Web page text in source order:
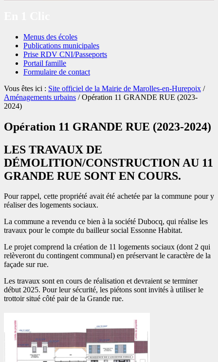
Menus des écoles
Publications municipales
Prise RDV CNI/Passeports
Portail famille
Formulaire de contact
Vous êtes ici : Site officiel de la Mairie de Marolles-en-Hurepoix /
Aménagements urbains / Opération 11 GRANDE RUE (2023-
2024)
Opération 11 GRANDE RUE (2023-2024)
LES TRAVAUX DE
DÉMOLITION/CONSTRUCTION AU 11
GRANDE RUE SONT EN COURS.
Pour rappel, cette propriété avait été achetée par la commune pour y
réaliser des logements sociaux.
La commune a revendu ce bien à la société Dubocq, qui réalise les
travaux pour le compte du bailleur social Essonne Habitat.
Le projet comprend la création de 11 logements sociaux (dont 2 qui
relèveront du contingent communal) en préservant le caractère de la
façade sur rue.
Les travaux sont en cours de réalisation et devraient se terminer
début 2025. Pour leur sécurité, les piétons sont invités à utiliser le
trottoir situé côté pair de la Grande rue.